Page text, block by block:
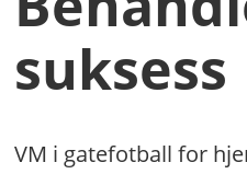
suksess
VM i gatefotball for